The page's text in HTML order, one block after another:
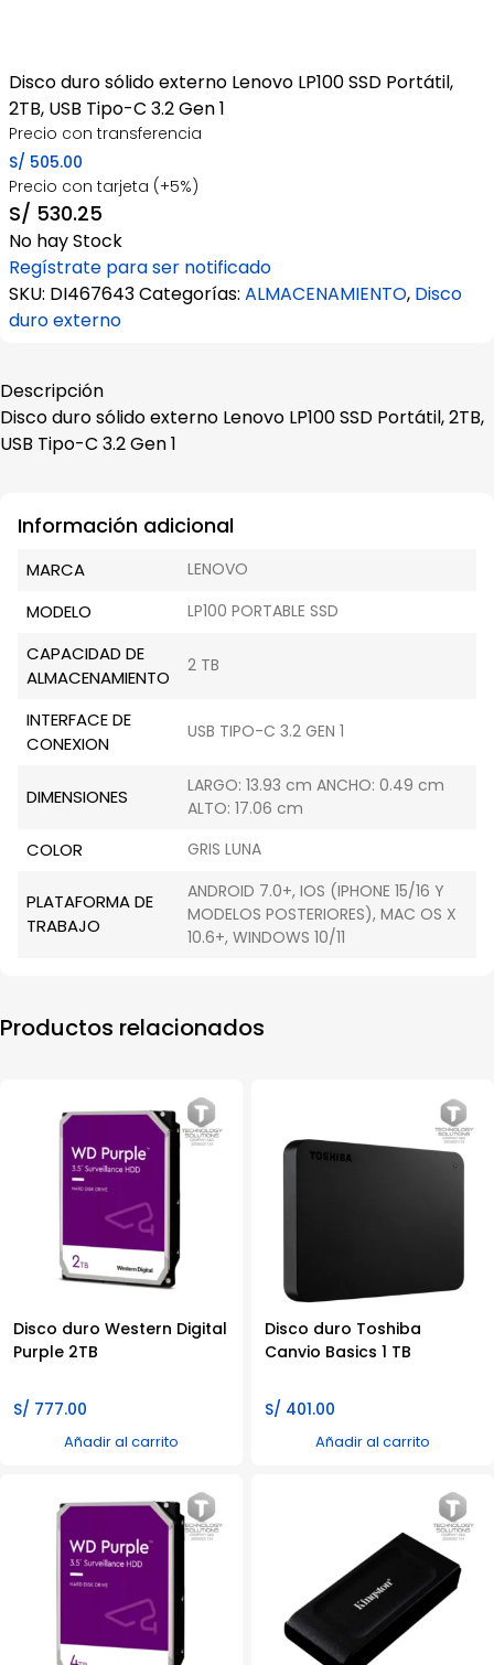
Disco duro sólido externo Lenovo LP100 SSD Portátil,
2TB, USB Tipo-C 3.2 Gen 1
Precio con transferencia
S/ 505.00
Precio con tarjeta (+5%)
S/ 530.25
No hay Stock
Regístrate para ser notificado
SKU: DI467643Categorías: ALMACENAMIENTO, Disco
duro externo
Descripción
Disco duro sólido externo Lenovo LP100 SSD Portátil, 2TB,
USB Tipo-C 3.2 Gen 1
Información adicional
MARCA LENOVO
MODELO LP100 PORTABLE SSD
CAPACIDAD DE
ALMACENAMIENTO
2 TB
INTERFACE DE
CONEXION
USB TIPO-C 3.2 GEN 1
DIMENSIONES
LARGO: 13.93 cm ANCHO: 0.49 cm
ALTO: 17.06 cm
COLOR GRIS LUNA
PLATAFORMA DE
TRABAJO
ANDROID 7.0+, IOS (IPHONE 15/16 Y
MODELOS POSTERIORES), MAC OS X
10.6+, WINDOWS 10/11
Productos relacionados
Disco duro Western Digital
Purple 2TB
S/ 777.00
Añadir al carrito
Disco duro Toshiba
Canvio Basics 1 TB
S/ 401.00
Añadir al carrito